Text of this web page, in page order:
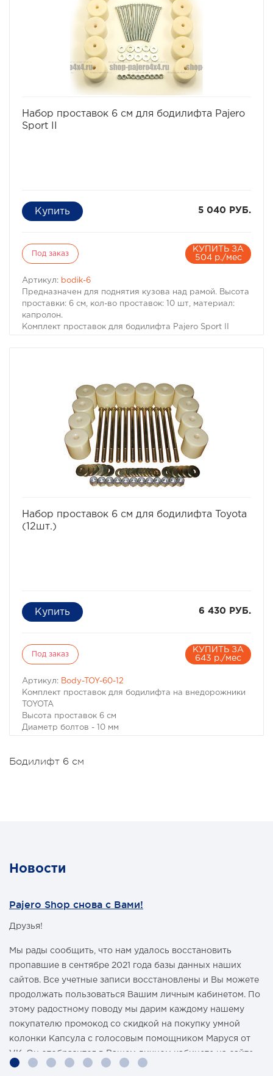
гайки и шайбы для крепления.
Характеристики Комплекта проставок для бодилифта
Pajero Sport / Montero Sport:
· Высота проставки: 6 см
· Кол-во проставок: 10 шт
· Материал: капролон
Набор проставок 6 см для бодилифта Pajero
Sport II
5 040 РУБ.
Под заказ
КУПИТЬ ЗА
504 р./мес
Артикул: bodik-6
Предназначен для поднятия кузова над рамой. Высота
проставки: 6 см, кол-во проставок: 10 шт, материал:
капролон.
Комплект проставок для бодилифта Pajero Sport II
В комплект проставок для бодилифта Pajero Sport II
входят сами проставки, а также болты, гайки и шайбы
для крепления.
Характеристики Комплекта проставок для бодилифта
Pajero Sport II.
· Высота проставки: 6 см
· Кол-во проставок: 10 шт
· Материал: капролон
Набор проставок 6 см для бодилифта Toyota
(12шт.)
6 430 РУБ.
Под заказ
КУПИТЬ ЗА
643 р./мес
Артикул: Body-TOY-60-12
Комплект проставок для бодилифта на внедорожники
TOYOTA
Высота проставок 6 см
Диаметр болтов - 10 мм
Бодилифт комплект для TOYOTA
Бодилифт 6 см
Новости
Pajero Shop снова с Вами!
Друзья!
Мы рады сообщить, что нам удалось восстановить
пропавшие в сентябре 2021 года базы данных наших
сайтов. Все учетные записи восстановлены и Вы можете
продолжать пользоваться Вашим личным кабинетом. По
этому радостному поводу мы дарим каждому нашему
покупателю промокод со скидкой на покупку умной
колонки Капсула с голосовым помощником Маруся от
VK. Он отобразится в Вашем личном кабинете на сайте
магазина Pajero Shop 14 февраля.